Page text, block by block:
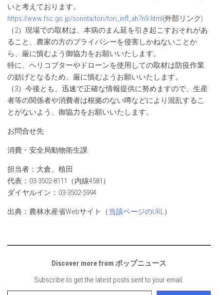
いと考えております。
https://www.fsc.go.jp/sonota/tori/tori_infl_ah7n9.html(外部リンク)
（2）現場での取材は、本病のまん延を引き起こすおそれがあ
ること、農家の方のプライバシーを侵害しかねないことか
ら、厳に慎むよう御協力をお願いいたします。
特に、ヘリコプターやドローンを使用しての取材は防疫作業
の妨げとなるため、厳に慎むようお願いいたします。
（3）今後とも、迅速で正確な情報提供に努めますので、生産
者等の関係者や消費者は根拠のない噂などにより混乱するこ
とがないよう、御協力をお願いいたします。
お問合せ先
消費・安全局動物衛生課
担当者：大倉、植田
代表：03-3502-8111（内線4581）
ダイヤルイン：03-3502-5994
出典：農林水産省Webサイト（当該ページのURL）
Discover more from ポップニュース
Subscribe to get the latest posts sent to your email.
Type your email…